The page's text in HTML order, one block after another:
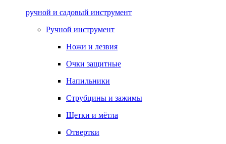
ручной и садовый инструмент
Ручной инструмент
Ножи и лезвия
Очки защитные
Напильники
Струбцины и зажимы
Щетки и мётла
Отвертки